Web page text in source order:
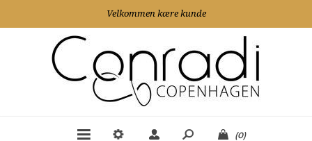
Velkommen kære kunde
(0)